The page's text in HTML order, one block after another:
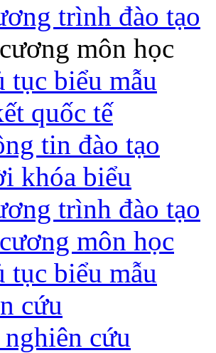
trình đào tạo
môn học
tục biểu mẫu
quốc tế
tin đào tạo
khóa biểu
trình đào tạo
môn học
tục biểu mẫu
cứu
cứu